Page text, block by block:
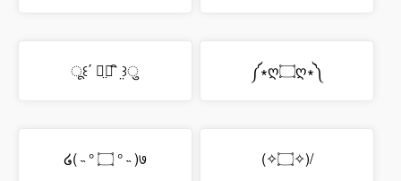
ू꒰΄ ิ̤۝ ิ ̤꒱ु ༼∗ღ۝ღ∗༽
໒( ˵ ° ۝ ° ˵ )७ (✧۝✧)/